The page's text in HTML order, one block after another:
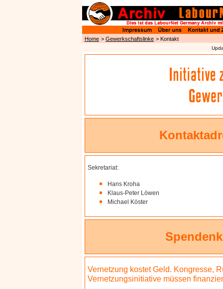
Home > Gewerkschaftslinke > Kontakt
Sekretariat:
Hans Kroha
Klaus-Peter Löwen
Michael Köster
Vernetzung kostet Geld. Kongresse,
Vernetzungsinitiative müssen